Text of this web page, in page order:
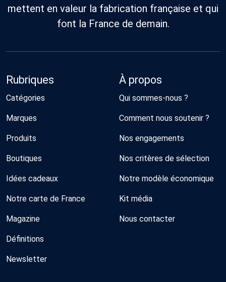
mettent en valeur la fabrication française et qui
font la France de demain.
Rubriques
Catégories
Marques
Produits
Boutiques
Idées cadeaux
Notre carte de France
Magazine
Définitions
Newsletter
À propos
Qui sommes-nous ?
Comment nous soutenir ?
Nos engagements
Nos critères de sélection
Notre modèle économique
Kit média
Nous contacter